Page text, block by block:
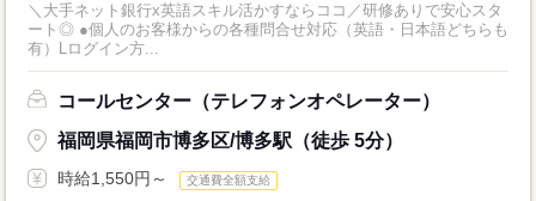
＼大手ネット銀行x英語スキル活かすならココ／研修ありで安心スタ
ート◎ ●個人のお客様からの各種問合せ対応（英語・日本語どちらも
有）Lログイン方...
コールセンター（テレフォンオペレーター）
福岡県福岡市博多区/博多駅（徒歩 5分）
時給1,550円～ 交通費全額支給